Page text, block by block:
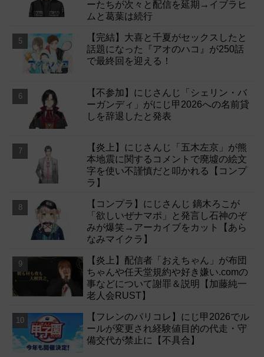
ーたちが次々と配信を延期→イブラヒ
ムと葛葉は続行
【完結】大喜と千夏がセックスしたと
話題になった『アオのハコ』が250話
で最終回を迎える！
【不参加】にじさんじ「シェリン・バ
ーガンディ」がにじ甲2026への名前貸
しを辞退したと発表
【炎上】にじさんじ「五木左京」が熊
本地震に関するコメントで廃墟の絵文
字を使い不謹慎だと叩かれる【コンプ
ラ】
【コンプラ】にじさんじ 鏑木ろこが
「欲しいぜナマポ」と発言し石神のぞ
みが爆笑→アーカイブをカット【あら
なみマイクラ】
【炎上】配信者「おえちゃん」が布団
ちゃんや任天堂規約や好き嫌い.comの
事などについて謝罪＆説明【加藤純一
老人会RUST】
【フレンのパリコレ】にじ甲2026でル
ールが変更され経験値目的の代走・守
備交代が禁止に【不具合】